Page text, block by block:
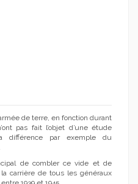
de terre, en fonction durant
pas fait l’objet d’une étude
différence par exemple du
de combler ce vide et de
carrière de tous les généraux